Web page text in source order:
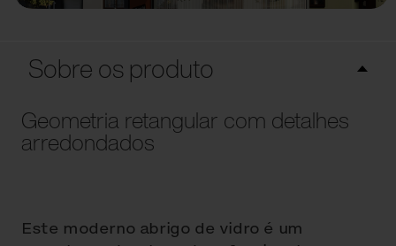
Sobre os produto
Geometria retangular com detalhes
arredondados
Este moderno abrigo de vidro é um